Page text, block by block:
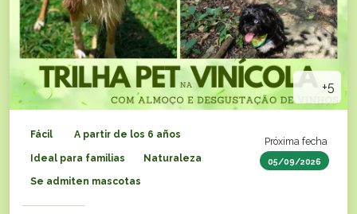
+5
Próxima fecha
05/09/2026
Fácil A partir de los 6 años
Ideal para familias Naturaleza
Se admiten mascotas